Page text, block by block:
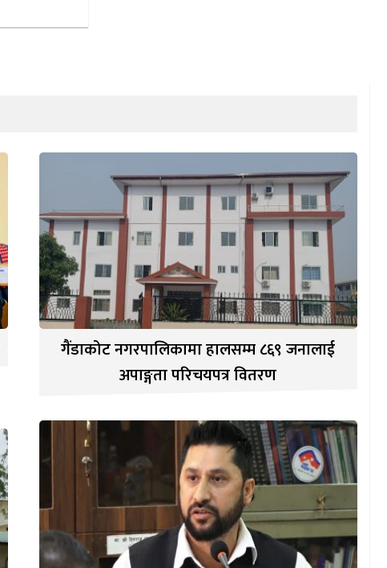
गैंडाकोट नगरपालिकामा हालसम्म ८६९ जनालाई
अपाङ्गता परिचयपत्र वितरण